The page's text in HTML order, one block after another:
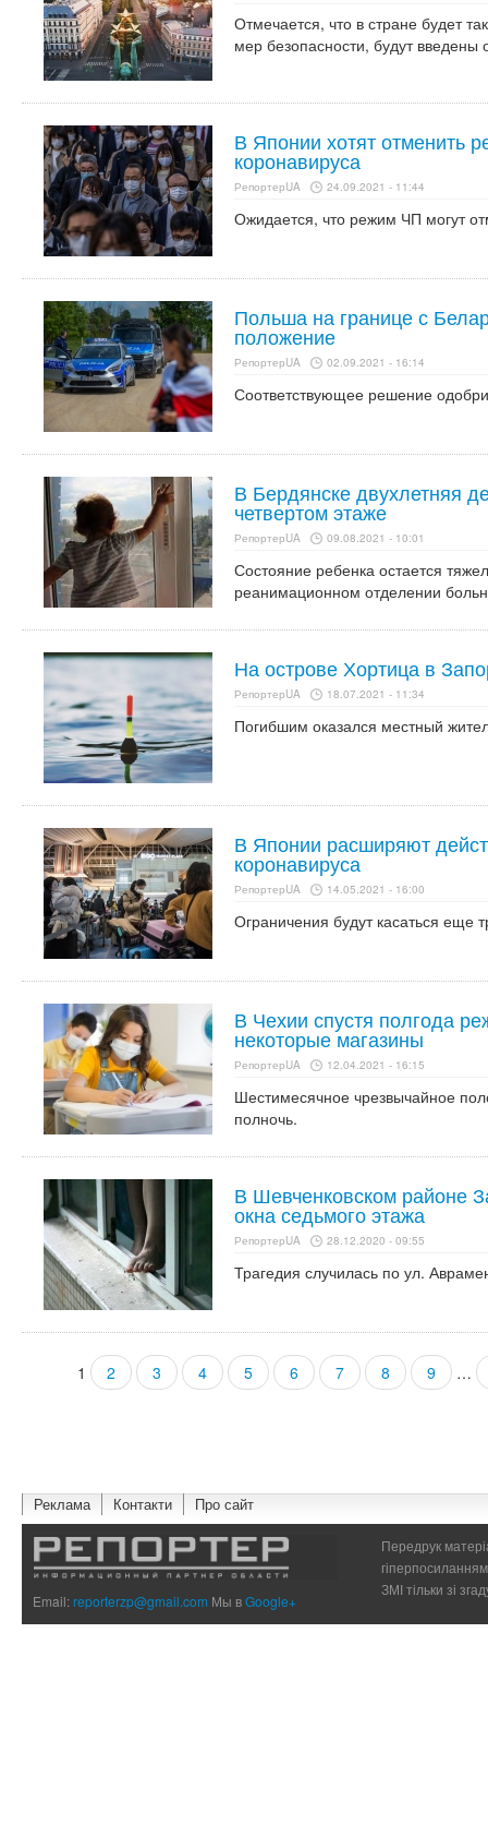
Отмечается, что в стране будет
мер безопасности, будут введены
В Японии хотят отменить
коронавируса
РепортерUA 24.09.2021 - 11:44
Ожидается, что режим ЧП могут
Польша на границе с
положение
РепортерUA 02.09.2021 - 16:14
Соответствующее решение
В Бердянске двухлетняя
четвертом этаже
РепортерUA 09.08.2021 - 10:01
Состояние ребенка остается
реанимационном отделении
На острове Хортица в
РепортерUA 18.07.2021 - 11:34
Погибшим оказался местный
В Японии расширяют
коронавируса
РепортерUA 14.05.2021 - 16:00
Ограничения будут касаться еще
В Чехии спустя полгода
некоторые магазины
РепортерUA 12.04.2021 - 16:15
Шестимесячное чрезвычайное
полночь.
В Шевченковском районе
окна седьмого этажа
РепортерUA 28.12.2020 - 09:55
Трагедия случилась по ул.
Страницы
1 2 3 4 5 6 7 8 9 …
Реклама Контакти Про сайт
Email:reporterzp@gmail.com Мы вGoogle+
Передрук
ЗМІ тільки зі